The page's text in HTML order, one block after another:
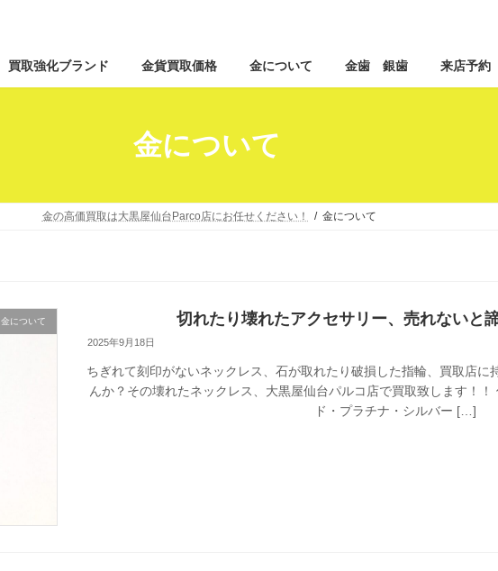
ン
テ
へ
ッ
プ
ビ
ゲ
ョ
移
動
買取強化ブランド 金貨買取価格 金について 金歯 銀歯 来店予約
金について
金の高価買取は大黒屋仙台Parco店にお任せください！ 金について
金について 切れたり壊れたアクセサリー、売れないと
2025年9月18日
ちぎれて刻印がないネックレス、石が取れたり破損した指輪、買取店に
んか？その壊れたネックレス、大黒屋仙台パルコ店で買取致します！
ド・プラチナ・シルバー […]